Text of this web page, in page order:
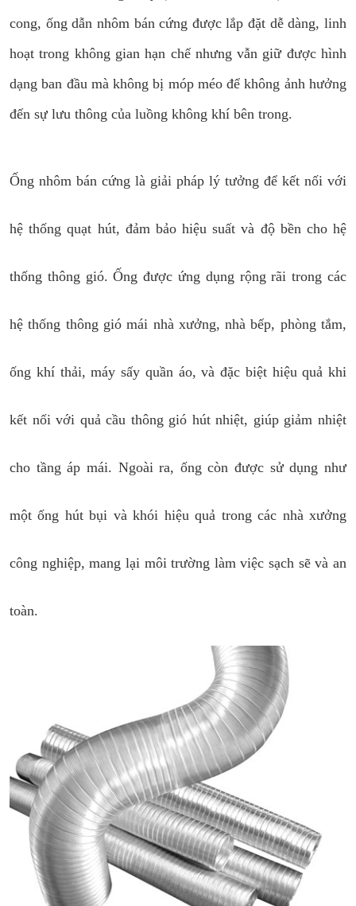
cong, ống dẫn nhôm bán cứng được lắp đặt dễ dàng, linh
hoạt trong không gian hạn chế nhưng vẫn giữ được hình
dạng ban đầu mà không bị móp méo để không ảnh hưởng
đến sự lưu thông của luồng không khí bên trong.
Ống nhôm bán cứng là giải pháp lý tưởng để kết nối với
hệ thống quạt hút, đảm bảo hiệu suất và độ bền cho hệ
thống thông gió. Ống được ứng dụng rộng rãi trong các
hệ thống thông gió mái nhà xưởng, nhà bếp, phòng tắm,
ống khí thải, máy sấy quần áo, và đặc biệt hiệu quả khi
kết nối với quả cầu thông gió hút nhiệt, giúp giảm nhiệt
cho tầng áp mái. Ngoài ra, ống còn được sử dụng như
một ống hút bụi và khói hiệu quả trong các nhà xưởng
công nghiệp, mang lại môi trường làm việc sạch sẽ và an
toàn.